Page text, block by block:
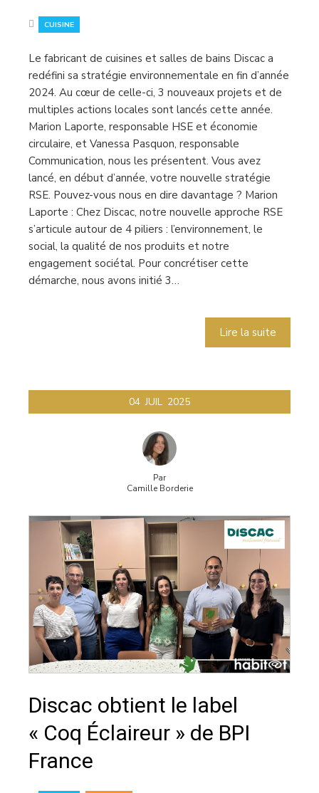
CUISINE
Le fabricant de cuisines et salles de bains Discac a
redéfini sa stratégie environnementale en fin d’année
2024. Au cœur de celle-ci, 3 nouveaux projets et de
multiples actions locales sont lancés cette année.
Marion Laporte, responsable HSE et économie
circulaire, et Vanessa Pasquon, responsable
Communication, nous les présentent. Vous avez
lancé, en début d’année, votre nouvelle stratégie
RSE. Pouvez-vous nous en dire davantage ? Marion
Laporte : Chez Discac, notre nouvelle approche RSE
s’articule autour de 4 piliers : l’environnement, le
social, la qualité de nos produits et notre
engagement sociétal. Pour concrétiser cette
démarche, nous avons initié 3…
Lire la suite
04 JUIL 2025
Par
Camille Borderie
Discac obtient le label
« Coq Éclaireur » de BPI
France